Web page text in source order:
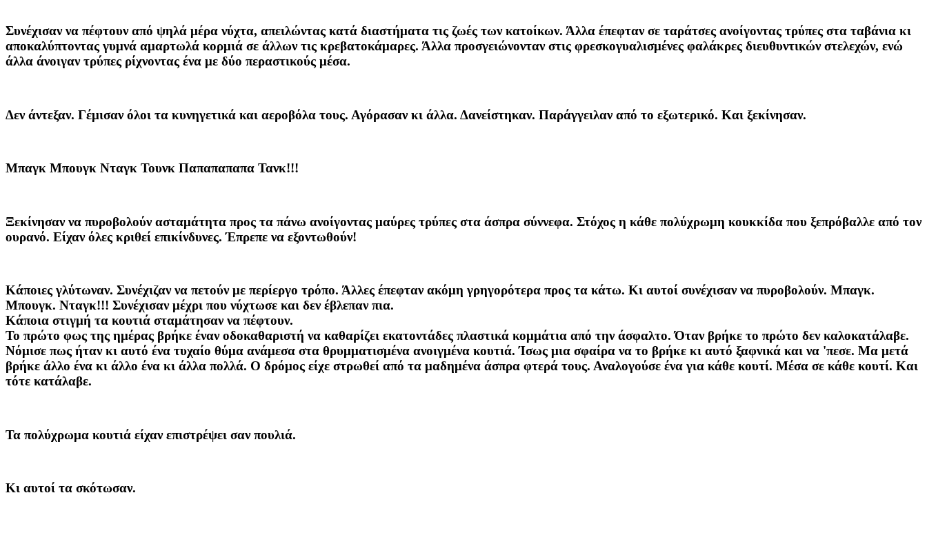
Συνέχισαν να πέφτουν από ψηλά μέρα νύχτα, απειλώντας κατά διαστήματα τις ζωές των κατοίκων. Άλλα έπεφταν σε ταράτσες ανοίγοντας τρύπες στα ταβάνια κι
αποκαλύπτοντας γυμνά αμαρτωλά κορμιά σε άλλων τις κρεβατοκάμαρες. Άλλα προσγειώνονταν στις φρεσκογυαλισμένες φαλάκρες διευθυντικών στελεχών, ενώ
άλλα άνοιγαν τρύπες ρίχνοντας ένα με δύο περαστικούς μέσα.
Δεν άντεξαν. Γέμισαν όλοι τα κυνηγετικά και αεροβόλα τους. Αγόρασαν κι άλλα. Δανείστηκαν. Παράγγειλαν από το εξωτερικό. Και ξεκίνησαν.
Μπαγκ Μπουγκ Νταγκ Τουνκ Παπαπαπαπα Τανκ!!!
Ξεκίνησαν να πυροβολούν ασταμάτητα προς τα πάνω ανοίγοντας μαύρες τρύπες στα άσπρα σύννεφα. Στόχος η κάθε πολύχρωμη κουκκίδα που ξεπρόβαλλε από τον
ουρανό. Είχαν όλες κριθεί επικίνδυνες. Έπρεπε να εξοντωθούν!
Κάποιες γλύτωναν. Συνέχιζαν να πετούν με περίεργο τρόπο. Άλλες έπεφταν ακόμη γρηγορότερα προς τα κάτω. Κι αυτοί συνέχισαν να πυροβολούν. Μπαγκ.
Μπουγκ. Νταγκ!!! Συνέχισαν μέχρι που νύχτωσε και δεν έβλεπαν πια.
Κάποια στιγμή τα κουτιά σταμάτησαν να πέφτουν.
Το πρώτο φως της ημέρας βρήκε έναν οδοκαθαριστή να καθαρίζει εκατοντάδες πλαστικά κομμάτια από την άσφαλτο. Όταν βρήκε το πρώτο δεν καλοκατάλαβε.
Νόμισε πως ήταν κι αυτό ένα τυχαίο θύμα ανάμεσα στα θρυμματισμένα ανοιγμένα κουτιά. Ίσως μια σφαίρα να το βρήκε κι αυτό ξαφνικά και να 'πεσε. Μα μετά
βρήκε άλλο ένα κι άλλο ένα κι άλλα πολλά. Ο δρόμος είχε στρωθεί από τα μαδημένα άσπρα φτερά τους. Αναλογούσε ένα για κάθε κουτί. Μέσα σε κάθε κουτί. Και
τότε κατάλαβε.
Τα πολύχρωμα κουτιά είχαν επιστρέψει σαν πουλιά.
Κι αυτοί τα σκότωσαν.